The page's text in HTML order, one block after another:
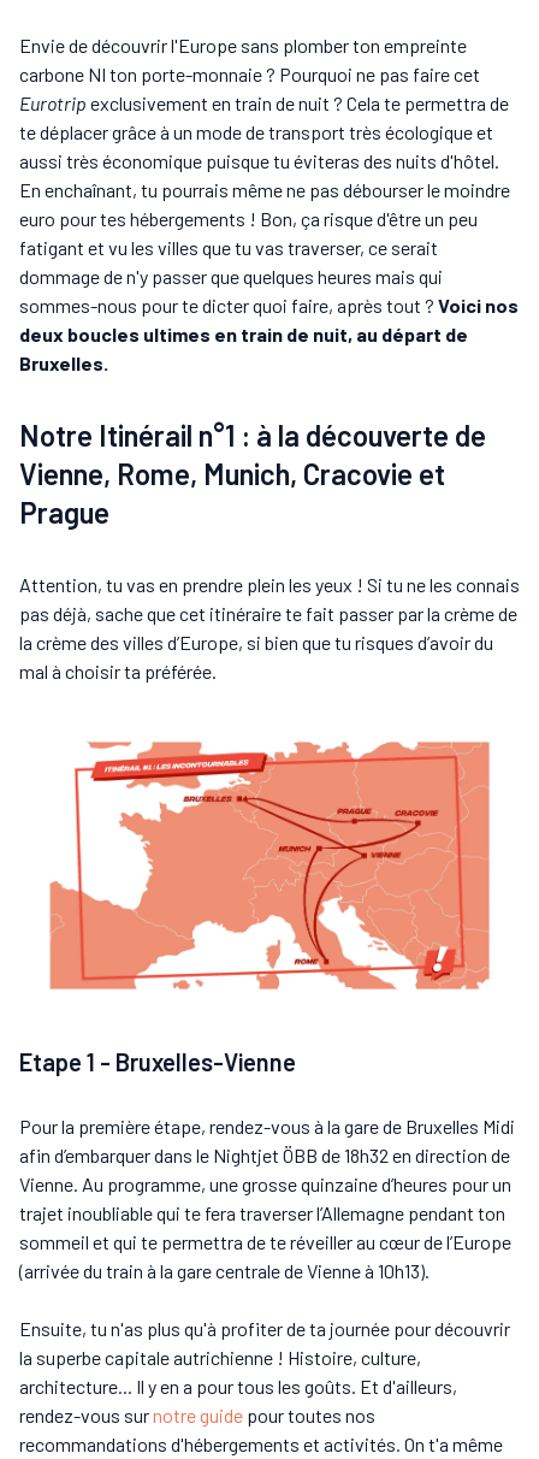
Envie de découvrir l'Europe sans plomber ton empreinte
carbone NI ton porte-monnaie ? Pourquoi ne pas faire cet
Eurotrip exclusivement en train de nuit ? Cela te permettra de
te déplacer grâce à un mode de transport très écologique et
aussi très économique puisque tu éviteras des nuits d'hôtel.
En enchaînant, tu pourrais même ne pas débourser le moindre
euro pour tes hébergements ! Bon, ça risque d'être un peu
fatigant et vu les villes que tu vas traverser, ce serait
dommage de n'y passer que quelques heures mais qui
sommes-nous pour te dicter quoi faire, après tout ? Voici nos
deux boucles ultimes en train de nuit, au départ de
Bruxelles.
Notre Itinérail n°1 : à la découverte de
Vienne, Rome, Munich, Cracovie et
Prague
Attention, tu vas en prendre plein les yeux ! Si tu ne les connais
pas déjà, sache que cet itinéraire te fait passer par la crème de
la crème des villes d’Europe, si bien que tu risques d’avoir du
mal à choisir ta préférée.
Etape 1 - Bruxelles-Vienne
Pour la première étape, rendez-vous à la gare de Bruxelles Midi
afin d’embarquer dans le Nightjet ÖBB de 18h32 en direction de
Vienne. Au programme, une grosse quinzaine d’heures pour un
trajet inoubliable qui te fera traverser l’Allemagne pendant ton
sommeil et qui te permettra de te réveiller au cœur de l’Europe
(arrivée du train à la gare centrale de Vienne à 10h13).
Ensuite, tu n'as plus qu'à profiter de ta journée pour découvrir
la superbe capitale autrichienne ! Histoire, culture,
architecture... Il y en a pour tous les goûts. Et d'ailleurs,
rendez-vous surnotre guide pour toutes nos
recommandations d'hébergements et activités. On t'a même